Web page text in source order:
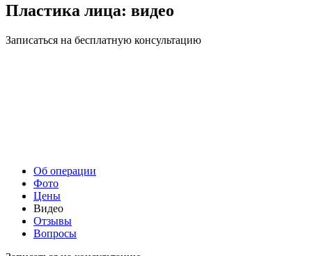
Пластика лица: видео
Записаться на бесплатную консультацию
Об операции
Фото
Цены
Видео
Отзывы
Вопросы